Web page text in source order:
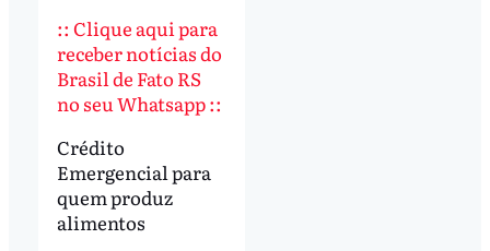
:: Clique aqui para
receber notícias do
Brasil de Fato RS
no seu Whatsapp ::
Crédito
Emergencial para
quem produz
alimentos